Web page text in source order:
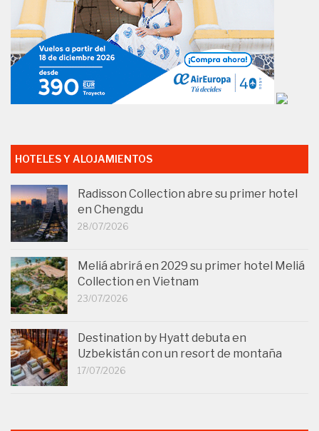
HOTELES Y ALOJAMIENTOS
Radisson Collection abre su primer hotel
en Chengdu
28/07/2026
Meliá abrirá en 2029 su primer hotel Meliá
Collection en Vietnam
23/07/2026
Destination by Hyatt debuta en
Uzbekistán con un resort de montaña
17/07/2026